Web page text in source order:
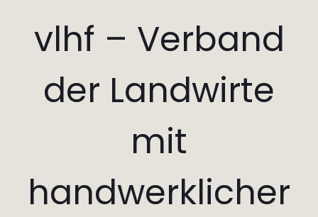
vlhf – Verband
der Landwirte
mit
handwerklicher